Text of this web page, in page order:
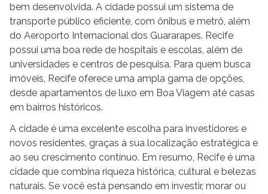
bem desenvolvida. A cidade possui um sistema de
transporte público eficiente, com ônibus e metrô, além
do Aeroporto Internacional dos Guararapes. Recife
possui uma boa rede de hospitais e escolas, além de
universidades e centros de pesquisa. Para quem busca
imóveis, Recife oferece uma ampla gama de opções,
desde apartamentos de luxo em Boa Viagem até casas
em bairros históricos.
A cidade é uma excelente escolha para investidores e
novos residentes, graças à sua localização estratégica e
ao seu crescimento contínuo. Em resumo, Recife é uma
cidade que combina riqueza histórica, cultural e belezas
naturais. Se você está pensando em investir, morar ou